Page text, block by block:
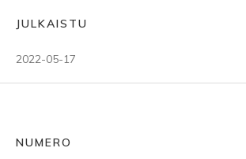
JULKAISTU
2022-05-17
NUMERO